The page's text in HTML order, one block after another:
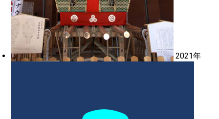
2021年